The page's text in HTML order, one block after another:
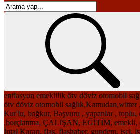
enflasyon emeklilik ötv döviz otomobil
ötv döviz otomobil sağlık,Kamudan,witter
Kur'lu, bağkur, Başvuru , yapanlar , toplu,
,borçlanma, ÇALIŞAN, EĞİTİM, emekli,
İptal Kararı, flaş, flaşhaber, gundem, işçi,